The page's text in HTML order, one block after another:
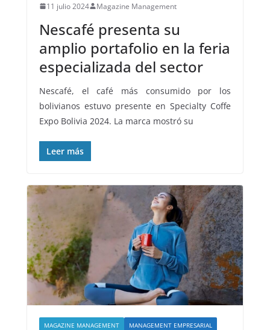
11 julio 2024 Magazine Management
Nescafé presenta su
amplio portafolio en la feria
especializada del sector
Nescafé, el café más consumido por los
bolivianos estuvo presente en Specialty Coffe
Expo Bolivia 2024. La marca mostró su
Leer más
MAGAZINE MANAGEMENT MANAGEMENT EMPRESARIAL